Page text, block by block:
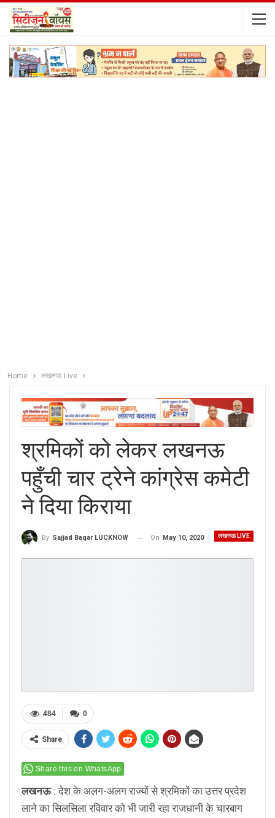
Home लखनऊ Live
श्रमिकों को लेकर लखनऊ
पहुँची चार ट्रेने कांग्रेस कमेटी
ने दिया किराया
लखनऊ LIVE
By Sajjad Baqar LUCKNOW On May 10, 2020
0
484
Share
Share this on WhatsApp
लखनऊ: देश के अलग-अलग राज्यों से श्रमिकों का उत्तर प्रदेश
लाने का सिलसिला रविवार को भी जारी रहा राजधानी के चारबाग